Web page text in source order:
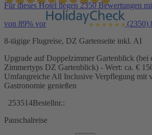
Für dieses Hotel liegen 2350 Bewertungen
von 89% vor (2350)
8-tägige Flugreise, DZ Gartenseite inkl. AI
Upgrade auf Doppelzimmer Gartenblick (bei
Zimmertyps DZ Gartenblick) - Wert: ca. €
Umfangreiche All Inclusive Verpflegung mit
Gastronomie genießen
253514Bestellnr.:
Pauschalreise